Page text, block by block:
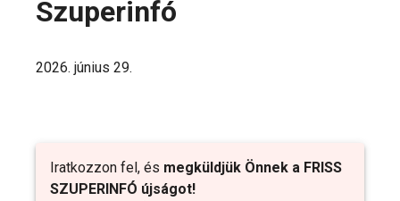
Szuperinfó
Iratkozzon fel, és megküldjük Önnek a FRISS
SZUPERINFÓ újságot!
2026. június 29.